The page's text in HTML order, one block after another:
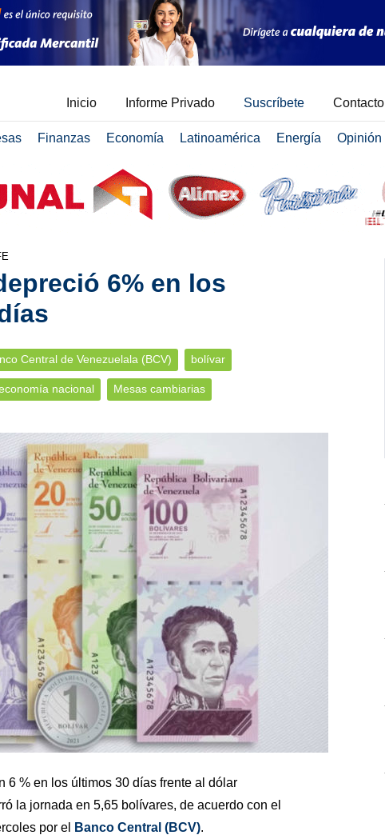
Inicio Informe Privado Suscríbete Contacto
Finanzas Economía Latinoamérica Energía Opinión
6% en los
Central de Venezuelala (BCV) bolívar
nacional Mesas cambiarias
6 % en los últimos 30 días frente al dólar
la jornada en 5,65 bolívares, de acuerdo con el
por el
Banco Central (BCV).